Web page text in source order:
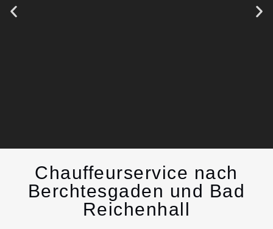
Chauffeurservice
Kontakt
Chauffeurservice nach
Berchtesgaden und Bad
Reichenhall